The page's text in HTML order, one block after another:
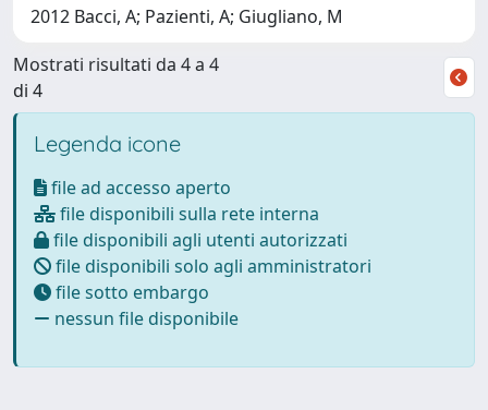
2012 Bacci, A; Pazienti, A; Giugliano, M
Mostrati risultati da 4 a 4
di 4
Legenda icone
file ad accesso aperto
file disponibili sulla rete interna
file disponibili agli utenti autorizzati
file disponibili solo agli amministratori
file sotto embargo
nessun file disponibile